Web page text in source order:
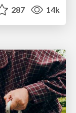
287 14k